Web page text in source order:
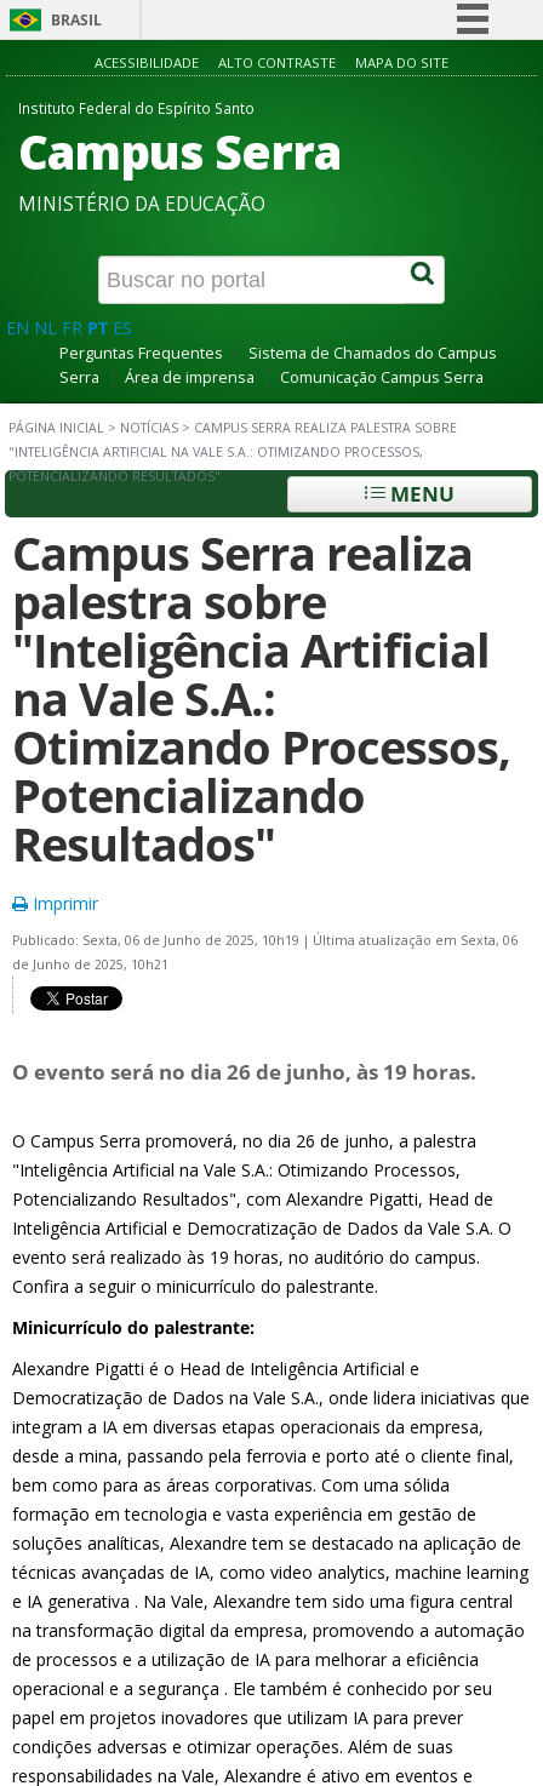
BRASIL
Simplifique!
Acesso à informação
Canais
ACESSIBILIDADE ALTO CONTRASTE MAPA DO SITE
Instituto Federal do Espírito Santo
Campus Serra
MINISTÉRIO DA EDUCAÇÃO
EN NL FR PT ES
Perguntas Frequentes
Sistema de Chamados do Campus
Serra
Área de imprensa Comunicação Campus Serra
PÁGINA INICIAL > NOTÍCIAS > CAMPUS SERRA REALIZA PALESTRA SOBRE
"INTELIGÊNCIA ARTIFICIAL NA VALE S.A.: OTIMIZANDO PROCESSOS,
POTENCIALIZANDO RESULTADOS"
MENU
Campus Serra realiza
palestra sobre
"Inteligência Artificial
na Vale S.A.:
Otimizando Processos,
Potencializando
Resultados"
Imprimir
Publicado: Sexta, 06 de Junho de 2025, 10h19 | Última atualização em Sexta, 06
de Junho de 2025, 10h21
O evento será no dia 26 de junho, às 19 horas.
O Campus Serra promoverá, no dia 26 de junho, a palestra
"Inteligência Artificial na Vale S.A.: Otimizando Processos,
Potencializando Resultados", com Alexandre Pigatti, Head de
Inteligência Artificial e Democratização de Dados da Vale S.A. O
evento será realizado às 19 horas, no auditório do campus.
Confira a seguir o minicurrículo do palestrante.
Minicurrículo do palestrante:
Alexandre Pigatti é o Head de Inteligência Artificial e
Democratização de Dados na Vale S.A., onde lidera iniciativas que
integram a IA em diversas etapas operacionais da empresa,
desde a mina, passando pela ferrovia e porto até o cliente final,
bem como para as áreas corporativas. Com uma sólida
formação em tecnologia e vasta experiência em gestão de
soluções analíticas, Alexandre tem se destacado na aplicação de
técnicas avançadas de IA, como video analytics, machine learning
e IA generativa . Na Vale, Alexandre tem sido uma figura central
na transformação digital da empresa, promovendo a automação
de processos e a utilização de IA para melhorar a eficiência
operacional e a segurança . Ele também é conhecido por seu
papel em projetos inovadores que utilizam IA para prever
condições adversas e otimizar operações. Além de suas
responsabilidades na Vale, Alexandre é ativo em eventos e